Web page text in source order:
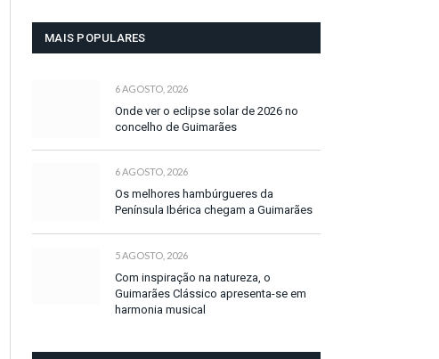
MAIS POPULARES
6 AGOSTO, 2026
Onde ver o eclipse solar de 2026 no
concelho de Guimarães
6 AGOSTO, 2026
Os melhores hambúrgueres da
Península Ibérica chegam a Guimarães
5 AGOSTO, 2026
Com inspiração na natureza, o
Guimarães Clássico apresenta-se em
harmonia musical